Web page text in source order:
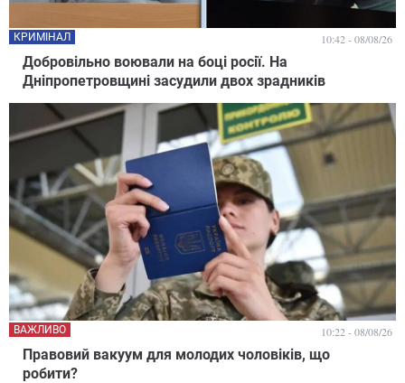
Добровільно воювали на боці росії. На
Дніпропетровщині засудили двох зрадників
КРИМІНАЛ 10:42 - 08/08/26
Правовий вакуум для молодих чоловіків, що
робити?
ВАЖЛИВО 10:22 - 08/08/26